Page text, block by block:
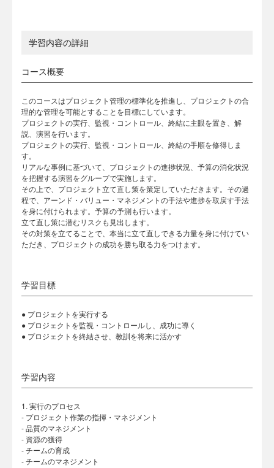
学習内容の詳細
コース概要
このコースはプロジェクト管理の標準化を推進し、プロジェクトの合
理的な管理を可能とすることを目標にしています。
プロジェクトの実行、監視・コントロール、終結に主眼を置き、解
説、演習を行います。
プロジェクトの実行、監視・コントロール、終結の手順を修得しま
す。
リアルな事例に基づいて、プロジェクトの進捗状況、予算の消化状況
を把握する演習をグループで実施します。
その上で、プロジェクト立て直し策を策定していただきます。その過
程で、アーンド・バリュー・マネジメントの手法や進捗を取戻す手法
を身に付けられます。予算の予測も行います。
立て直し策に潜むリスクも見出します。
その対策を立てることで、本当に立て直しできる力量を身に付けてい
ただき、プロジェクトの成功を勝ち取る力をつけます。
学習目標
● プロジェクトを実行する
● プロジェクトを監視・コントロールし、成功に導く
● プロジェクトを終結させ、教訓を将来に活かす
学習内容
1. 実行のプロセス
- プロジェクト作業の指揮・マネジメント
- 品質のマネジメント
- 資源の獲得
- チームの育成
- チームのマネジメント